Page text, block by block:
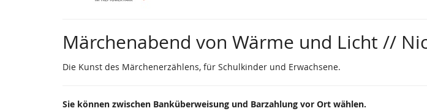
Märchenabend von Wärme und Licht //
Die Kunst des Märchenerzählens, für Schulkinder und Erwachsene.
Sie können zwischen Banküberweisung und Barzahlung vor Ort wählen.